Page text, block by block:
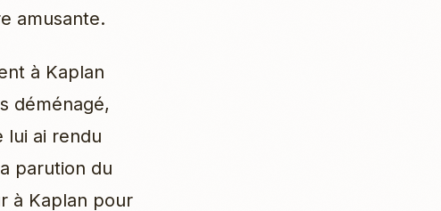
amusante.
à Kaplan
déménagé,
lui ai rendu
parution du
à Kaplan pour